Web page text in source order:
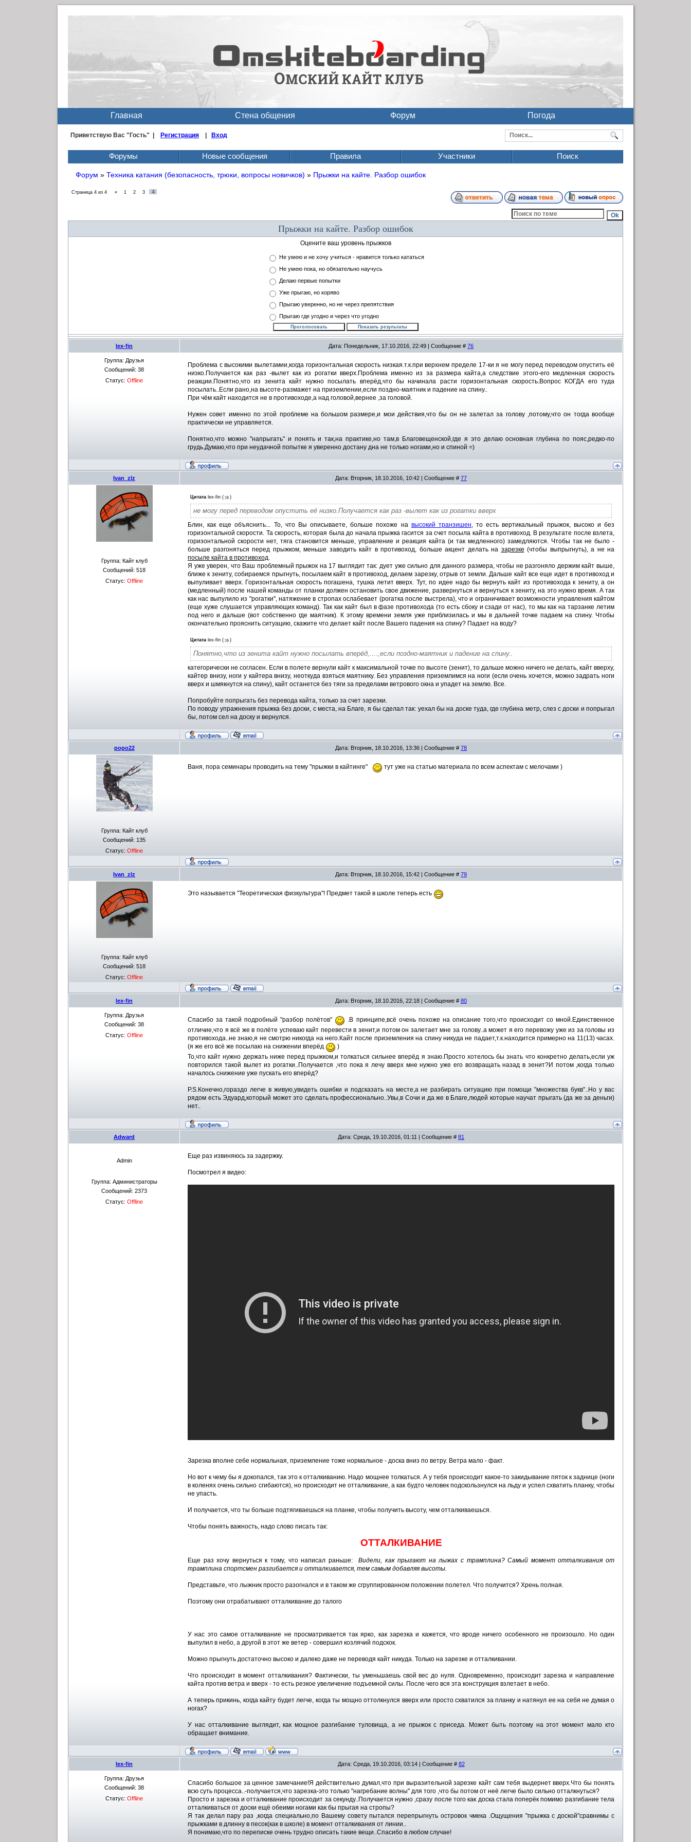
Главная Стена общения Форум Погода
Приветствую Вас "Гость" | Регистрация Вход
Форумы Новые сообщения Правила Участники Поиск
Форум » Техника катания (безопасность, трюки, вопросы новичков) » Прыжки на кайте. Разбор ошибок
Страница 4 из 4 « 1 2 3 4
Прыжки на кайте. Разбор ошибок
Оцените ваш уровень прыжков
Не умею и не хочу учиться - нравится только кататься
Не умею пока, но обязательно научусь
Делаю первые попытки
Уже прыгаю, но коряво
Прыгаю уверенно, но не через препятствия
Прыгаю где угодно и через что угодно
lex-fin Дата: Понедельник, 17.10.2016, 22:49 | Сообщение # 76
Группа: Друзья
Сообщений: 38
Статус: Offline
Проблема с высокими вылетамии,когда горизонтальная скорость низкая.т.к.при верхнем пределе 17-ки я не могу перед переводом опустить её
низко.Получается как раз -вылет как из рогатки вверх.Проблема именно из за размера кайта,а следствие этого-его медленная скорость
реакции.Понятно,что из зенита кайт нужно посылать вперёд,что бы начинала расти горизонтальная скорость.Вопрос КОГДА его туда
посылать..Если рано,на высоте-размажет на приземлении,если поздно-маятник и падение на спину..
При чём кайт находится не в противоходе,а над головой,вернее ,за головой.
Нужен совет именно по этой проблеме на большом размере,и мои действия,что бы он не залетал за голову ,потому,что он тогда вообще
практически не управляется.
Понятно,что можно "напрыгать" и понять и так,на практике,но там,в Благовещенской,где я это делаю основная глубина по пояс,редко-по
грудь.Думаю,что при неудачной попытке я уверенно достану дна не только ногами,но и спиной =)
Ivan_zlz Дата: Вторник, 18.10.2016, 10:42 | Сообщение # 77
Группа: Кайт клуб
Сообщений: 518
Статус: Offline
Цитата lex-fin ( )
не могу перед переводом опустить её низко.Получается как раз -вылет как из рогатки вверх
Блин, как еще объяснить... То, что Вы описываете, больше похоже на высокий транзишен, то есть вертикальный прыжок, высоко и без
горизонтальной скорости. Та скорость, которая была до начала прыжка гасится за счет посыла кайта в противоход. В результате после взлета,
горизонтальной скорости нет, тяга становится меньше, управление и реакция кайта (и так медленного) замедляются. Чтобы так не было -
больше разгоняться перед прыжком, меньше заводить кайт в противоход, больше акцент делать на зарезке (чтобы выпрыгнуть), а не на
посыле кайта в противоход.
Я уже уверен, что Ваш проблемный прыжок на 17 выглядит так: дует уже сильно для данного размера, чтобы не разгоняло держим кайт выше,
ближе к зениту, собираемся прыгнуть, посылаем кайт в противоход, делаем зарезку, отрыв от земли. Дальше кайт все еще идет в противоход и
выпуливает вверх. Горизонтальная скорость погашена, тушка летит вверх. Тут, по идее надо бы вернуть кайт из противохода к зениту, а он
(медленный) после нашей команды от планки должен остановить свое движение, развернуться и вернуться к зениту, на это нужно время. А так
как нас выпулило из "рогатки", натяжение в стропах ослабевает (рогатка после выстрела), что и ограничивает возможности управления кайтом
(еще хуже слушается управляющих команд). Так как кайт был в фазе противохода (то есть сбоку и сзади от нас), то мы как на тарзанке летим
под него и дальше (вот собственно где маятник). К этому времени земля уже приблизилась и мы в дальней точке падаем на спину. Чтобы
окончательно прояснить ситуацию, скажите что делает кайт после Вашего падения на спину? Падает на воду?
Цитата lex-fin ( )
Понятно,что из зенита кайт нужно посылать вперёд,....,если поздно-маятник и падение на спину..
категорически не согласен. Если в полете вернули кайт к максимальной точке по высоте (зенит), то дальше можно ничего не делать, кайт вверху,
кайтер внизу, ноги у кайтера внизу, неоткуда взяться маятнику. Без управления приземлимся на ноги (если очень хочется, можно задрать ноги
вверх и шмякнутся на спину), кайт останется без тяги за пределами ветрового окна и упадет на землю. Все.
Попробуйте попрыгать без перевода кайта, только за счет зарезки.
По поводу упражнения прыжка без доски, с места, на Благе, я бы сделал так: уехал бы на доске туда, где глубина метр, слез с доски и попрыгал
бы, потом сел на доску и вернулся.
popo22 Дата: Вторник, 18.10.2016, 13:36 | Сообщение # 78
Группа: Кайт клуб
Сообщений: 135
Статус: Offline
Ваня, пора семинары проводить на тему "прыжки в кайтинге" тут уже на статью материала по всем аспектам с мелочами )
Ivan_zlz Дата: Вторник, 18.10.2016, 15:42 | Сообщение # 79
Группа: Кайт клуб
Сообщений: 518
Статус: Offline
Это называется "Теоретическая физкультура"! Предмет такой в школе теперь есть
lex-fin Дата: Вторник, 18.10.2016, 22:18 | Сообщение # 80
Группа: Друзья
Сообщений: 38
Статус: Offline
Спасибо за такой подробный "разбор полётов"
.В принципе,всё очень похоже на описание того,что происходит со мной.Единственное
отличие,что я всё же в полёте успеваю кайт перевести в зенит,и потом он залетает мне за голову..а может я его перевожу уже из за головы из
противохода..не знаю,я не смотрю никогда на него.Кайт после приземления на спину никуда не падает,т.к.находится примерно на 11(13) часах.
(я же его всё же посылаю на снижении вперёд
)
То,что кайт нужно держать ниже перед прыжком,и толкаться сильнее вперёд я знаю.Просто хотелось бы знать что конкретно делать,если уж
повторился такой вылет из рогатки..Получается ,что пока я лечу вверх мне нужно уже его возвращать назад в зенит?И потом ,когда только
началось снижение уже пускать его вперёд?
P.S.Конечно,гораздо легче в живую,увидеть ошибки и подсказать на месте,а не разбирать ситуацию при помощи "множества букв"..Но у вас
рядом есть Эдуард,который может это сделать профессионально..Увы,в Сочи и да же в Благе,людей которые научат прыгать (да же за деньги)
нет..
Adward Дата: Среда, 19.10.2016, 01:11 | Сообщение # 81
Admin
Группа: Администраторы
Сообщений: 2373
Статус: Offline
Еще раз извиняюсь за задержку.
Посмотрел я видео:
Зарезка вполне себе нормальная, приземление тоже нормальное - доска вниз по ветру. Ветра мало - факт.
Но вот к чему бы я докопался, так это к отталкиванию. Надо мощнее толкаться. А у тебя происходит какое-то закидывание пяток к заднице (ноги
в коленях очень сильно сгибаются), но происходит не отталкивание, а как будто человек подскользнулся на льду и успел схватить планку, чтобы
не упасть.
И получается, что ты больше подтягиваешься на планке, чтобы получить высоту, чем отталкиваешься.
Чтобы понять важность, надо слово писать так:
ОТТАЛКИВАНИЕ
Еще раз хочу вернуться к тому, что написал раньше: Видели, как прыгают на лыжах с трамплина? Самый момент отталкивания от
трамплина спортсмен разгибается и отталкивается, тем самым добавляя высоты.
Представьте, что лыжник просто разогнался и в таком же сгруппированном положении полетел. Что получится? Хрень полная.
Поэтому они отрабатывают отталкивание до талого
У нас это самое отталкивание не просматривается так ярко, как зарезка и кажется, что вроде ничего особенного не произошло. Но один
выпулил в небо, а другой в этот же ветер - совершил козлячий подскок.
Можно прыгнуть достаточно высоко и далеко даже не переводя кайт никуда. Только на зарезке и отталкивании.
Что происходит в момент отталкивания? Фактически, ты уменьшаешь свой вес до нуля. Одновременно, происходит зарезка и направление
кайта против ветра и вверх - то есть резкое увеличение подъемной силы. После чего вся эта конструкция взлетает в небо.
А теперь прикинь, когда кайту будет легче, когда ты мощно оттолкнулся вверх или просто схватился за планку и натянул ее на себя не думая о
ногах?
У нас отталкивание выглядит, как мощное разгибание туловища, а не прыжок с приседа. Может быть поэтому на этот момент мало кто
обращает внимание.
lex-fin Дата: Среда, 19.10.2016, 03:14 | Сообщение # 82
Группа: Друзья
Сообщений: 38
Статус: Offline
Спасибо большое за ценное замечание!Я действительно думал,что при выразительной зарезке кайт сам тебя выдернет вверх.Что бы понять
всю суть процесса..-получается,что зарезка-это только "нагребание волны" для того ,что бы потом от неё легче было сильно отталкнуться?
Просто и зарезка и отталкивание происходит за секунду..Получается нужно ,сразу после того как доска стала поперёк помимо разгибание тела
отталкиваться от доски ещё обеими ногами как бы прыгая на стропы?
Я так делал пару раз ,когда специально,по Вашему совету пытался перепрыгнуть островок чмека .Ощущения "прыжка с доской"сравнимы с
прыжками в длинну в песок(как в школе) в момент отталкивания от линии..
Я понимаю,что по переписке очень трудно описать такие вещи..Спасибо в любом случае!